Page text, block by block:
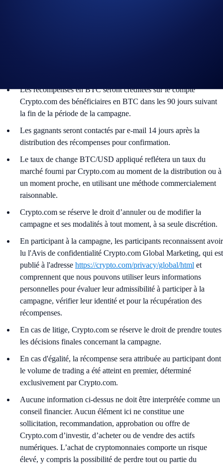
Les récompenses en BTC seront créditées sur le compte
Crypto.com des bénéficiaires en BTC dans les 90 jours suivant
la fin de la période de la campagne.
Les gagnants seront contactés par e-mail 14 jours après la
distribution des récompenses pour confirmation.
Le taux de change BTC/USD appliqué reflétera un taux du
marché fourni par Crypto.com au moment de la distribution ou à
un moment proche, en utilisant une méthode commercialement
raisonnable.
Crypto.com se réserve le droit d’annuler ou de modifier la
campagne et ses modalités à tout moment, à sa seule discrétion.
En participant à la campagne, les participants reconnaissent avoir
lu l'Avis de confidentialité Crypto.com Global Marketing, qui est
publié à l'adresse https://crypto.com/privacy/global/html et
comprennent que nous pouvons utiliser leurs informations
personnelles pour évaluer leur admissibilité à participer à la
campagne, vérifier leur identité et pour la récupération des
récompenses.
En cas de litige, Crypto.com se réserve le droit de prendre toutes
les décisions finales concernant la campagne.
En cas d'égalité, la récompense sera attribuée au participant dont
le volume de trading a été atteint en premier, déterminé
exclusivement par Crypto.com.
Aucune information ci-dessus ne doit être interprétée comme un
conseil financier. Aucun élément ici ne constitue une
sollicitation, recommandation, approbation ou offre de
Crypto.com d’investir, d’acheter ou de vendre des actifs
numériques. L’achat de cryptomonnaies comporte un risque
élevé, y compris la possibilité de perdre tout ou partie du